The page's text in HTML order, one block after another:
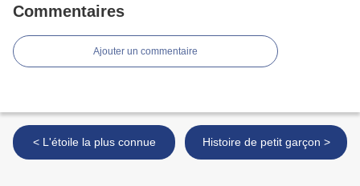
Commentaires
Ajouter un commentaire
< L'étoile la plus connue Histoire de petit garçon >